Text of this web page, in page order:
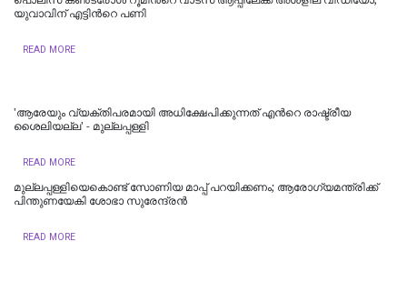
യുവാവിന് എട്ടിന്‍റെ പണി
READ MORE
'ആരേയും വ്യക്തിപരമായി അധിക്ഷേപിക്കുന്നത് എന്‍റെ രാഷ്ട്രീയ
ശൈലിയല്ല' - മുല്ലപ്പള്ളി
READ MORE
മുല്ലപ്പള്ളിയെകൊണ്ട് സോണിയ മാപ്പ് പറയിക്കണം; ആരോഗ്യമന്ത്രിക്ക്
പിന്തുണയേകി ശോഭാ സുരേന്ദ്രന്‍
READ MORE